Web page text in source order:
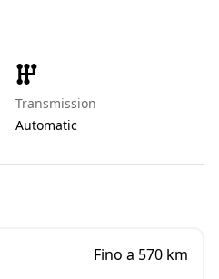
Transmission
Automatic
Fino a 570 km